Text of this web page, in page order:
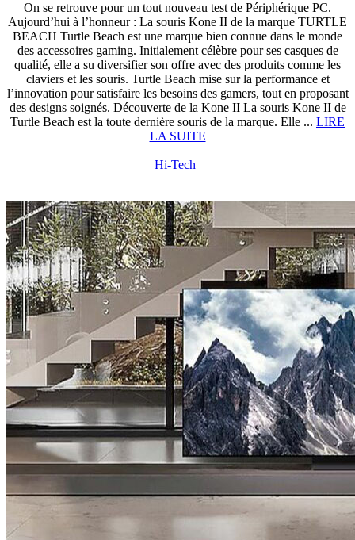
On se retrouve pour un tout nouveau test de Périphérique PC.
Aujourd’hui à l’honneur : La souris Kone II de la marque TURTLE
BEACH Turtle Beach est une marque bien connue dans le monde
des accessoires gaming. Initialement célèbre pour ses casques de
qualité, elle a su diversifier son offre avec des produits comme les
claviers et les souris. Turtle Beach mise sur la performance et
l’innovation pour satisfaire les besoins des gamers, tout en proposant
des designs soignés. Découverte de la Kone II La souris Kone II de
Turtle Beach est la toute dernière souris de la marque. Elle ... LIRE
LA SUITE
Hi-Tech